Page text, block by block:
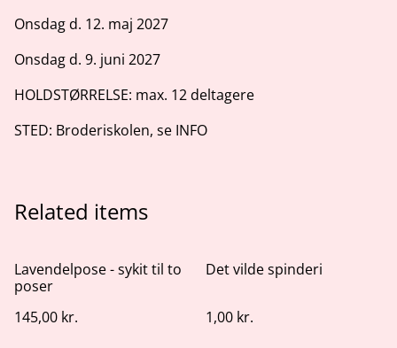
Onsdag d. 12. maj 2027
Onsdag d. 9. juni 2027
HOLDSTØRRELSE: max. 12 deltagere
STED: Broderiskolen, se INFO
Related items
Lavendelpose - sykit til to
poser
145,00 kr.
Det vilde spinderi
1,00 kr.